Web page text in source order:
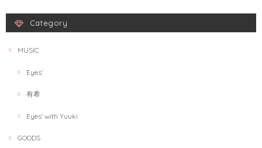
Category
MUSIC
Eyes'
有希
Eyes' with Yuuki
GOODS